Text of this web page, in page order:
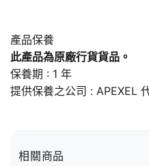
產品保養
此產品為原廠行貨貨品。
保養期 : 1 年
提供保養之公司 : APEXEL
相關商品